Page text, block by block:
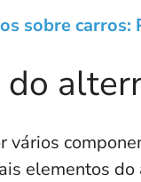
sobre carros:
vários
elementos